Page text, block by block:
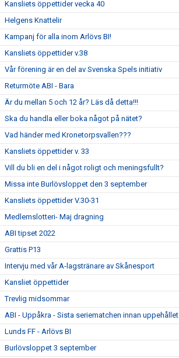
Kansliets öppettider vecka 40
Helgens Knattelir
Kampanj för alla inom Arlövs BI!
Kansliets öppettider v.38
Vår förening är en del av Svenska Spels initiativ
Returmöte ABI - Bara
Är du mellan 5 och 12 år? Läs då detta!!!
Ska du handla eller boka något på nätet?
Vad händer med Kronetorpsvallen???
Kansliets öppettider v. 33
Vill du bli en del i något roligt och meningsfullt?
Missa inte Burlövsloppet den 3 september
Kansliets öppettider V.30-31
Medlemslotteri- Maj dragning
ABI tipset 2022
Grattis P13
Intervju med vår A-lagstränare av Skånesport
Kansliet öppettider
Trevlig midsommar
ABI - Uppåkra - Sista seriematchen innan uppehållet
Lunds FF - Arlövs BI
Burlövsloppet 3 september